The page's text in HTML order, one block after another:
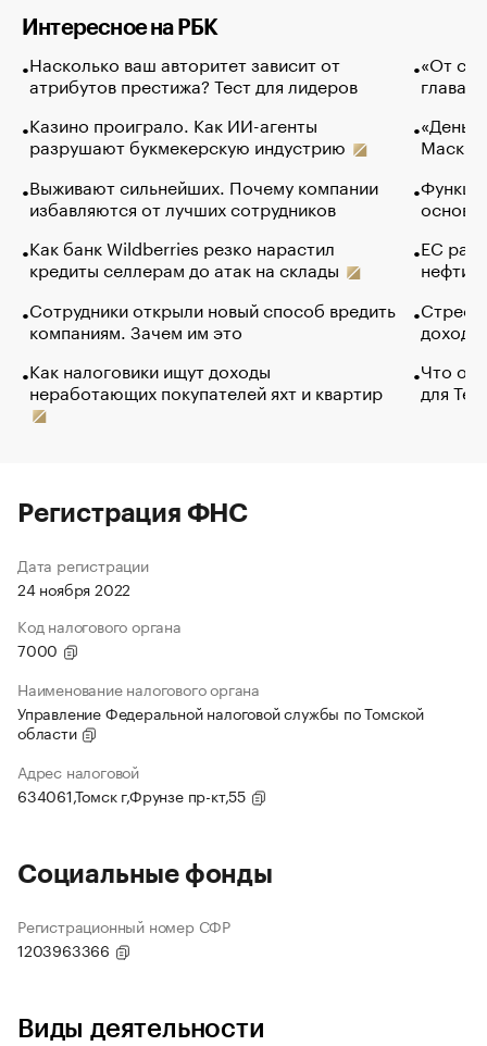
Интересное на РБК
Насколько ваш авторитет зависит от
атрибутов престижа? Тест для лидеров
Казино проиграло. Как ИИ-агенты
разрушают букмекерскую индустрию
Выживают сильнейших. Почему компании
избавляются от лучших сотрудников
Как банк Wildberries резко нарастил
кредиты селлерам до атак на склады
Сотрудники открыли новый способ вредить
компаниям. Зачем им это
Как налоговики ищут доходы
неработающих покупателей яхт и квартир
«От
глава
Маск в
основ
ЕС
нефти
Что
для
Регистрация ФНС
Дата регистрации
24 ноября 2022
Код налогового органа
7000
Наименование налогового органа
Управление Федеральной налоговой службы по Томской
области
Адрес налоговой
634061,Томск г,Фрунзе пр-кт,55
Социальные фонды
Регистрационный номер СФР
1203963366
Виды деятельности